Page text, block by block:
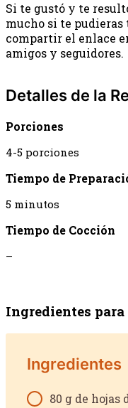
Si te gustó y te
mucho si te pudieras
compartir el enlace
amigos y seguidores.
Detalles de la
Porciones
4-5 porciones
Tiempo de
5 minutos
Tiempo de Cocción
–
Ingredientes para
Ingredientes
80 g de hojas